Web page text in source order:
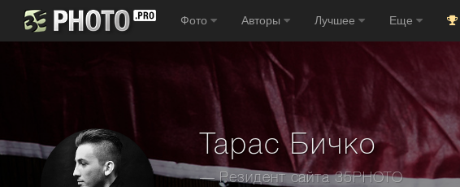
Фото Авторы Лучшее Еще
Тарас Бичко
— Резидент сайта 35PHOTO